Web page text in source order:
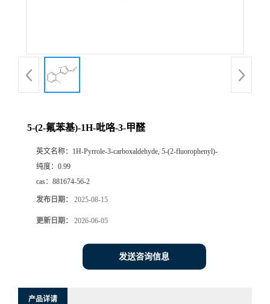
5-(2-氟苯基)-1H-吡咯-3-甲醛
英文名称： 1H-Pyrrole-3-carboxaldehyde, 5-(2-fluorophenyl)-
纯度： 0.99
cas： 881674-56-2
发布日期： 2025-08-15
更新日期： 2026-06-05
发送咨询信息
产品详请